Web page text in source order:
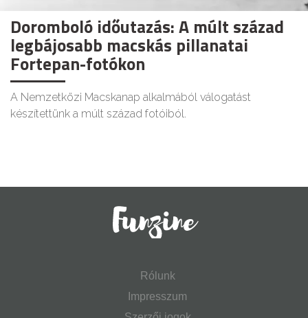
Doromboló időutazás: A múlt század
legbájosabb macskás pillanatai
Fortepan-fotókon
A Nemzetközi Macskanap alkalmából válogatást
készítettünk a múlt század fotóiból.
Rólunk
Impresszum